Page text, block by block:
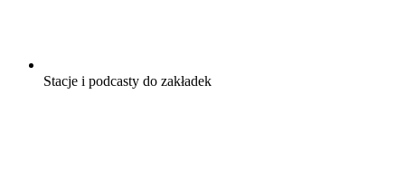
Stacje i podcasty do zakładek